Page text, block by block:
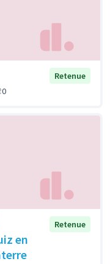
Retenue
0
en
Retenue